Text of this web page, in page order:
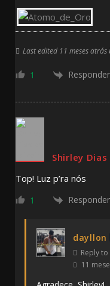
Last edited 11 meses
1 Responder
Shirley
Top! Luz p’ra nós
1 Responder
dayllon
Reply to
11